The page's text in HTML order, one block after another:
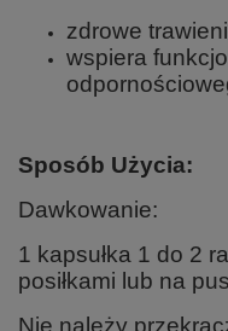
zdrowe
wspiera
Sposób Użycia:
Dawkowanie:
1 kapsułka 1 do 2
posiłkami lub na
Nie należy